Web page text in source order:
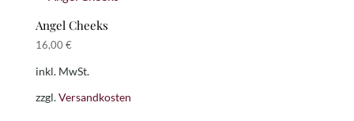
Angel Cheeks
16,00 €
inkl. MwSt.
zzgl.Versandkosten